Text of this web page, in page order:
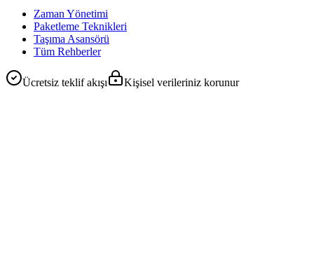
Zaman Yönetimi
Paketleme Teknikleri
Taşıma Asansörü
Tüm Rehberler
Ücretsiz teklif akışı Kişisel verileriniz korunur